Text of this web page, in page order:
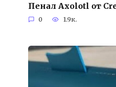
Пенал Axolotl от
0 1.9к.